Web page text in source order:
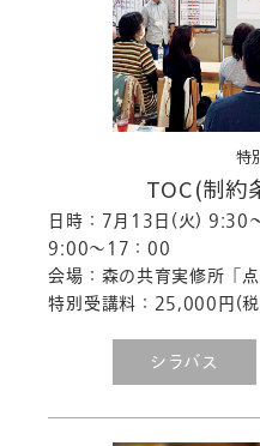
特
TOC(制約
日時：7月13日(火)
9:00～17：00
会場：森の共育実修所「点
特別受講料：25,000円(
シラバス